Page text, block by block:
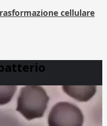
cellulare